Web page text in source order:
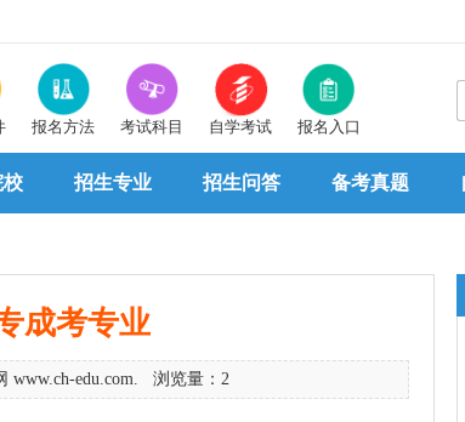
报名方法 考试科目 自学考试 报名入口
校 招生专业 招生问答 备考真题
成考专业
www.ch-edu.com. 浏览量：2